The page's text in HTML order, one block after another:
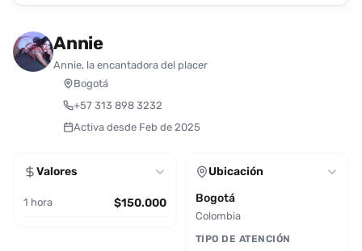
Annie
Annie, la encantadora del placer
Bogotá
+57 313 898 3232
Activa desde Feb de 2025
Valores
1 hora $150.000
Ubicación
Bogotá
Colombia
TIPO DE ATENCIÓN